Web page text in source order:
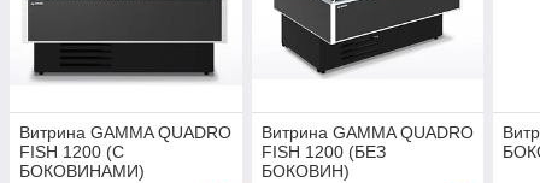
Витрина GAMMA QUADRO
FISH 1200 (С
БОКОВИНАМИ)
Витрина GAMMA QUADRO
FISH 1200 (БЕЗ
БОКОВИН)